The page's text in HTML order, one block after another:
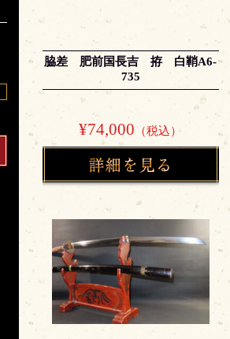
脇差 肥前国長吉 拵 白鞘A6-
735
¥74,000 （税込）